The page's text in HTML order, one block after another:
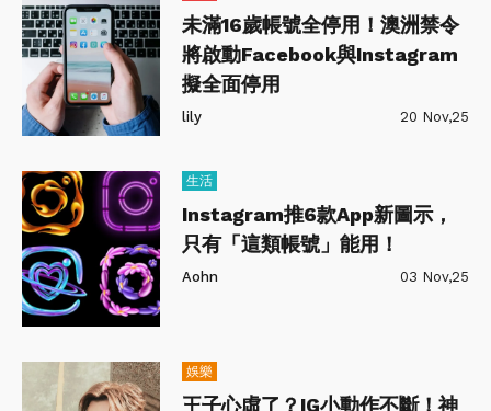
未滿16歲帳號全停用！澳洲禁令
將啟動Facebook與Instagram
擬全面停用
lily 20 Nov,25
生活
Instagram推6款App新圖示，
只有「這類帳號」能用！
Aohn 03 Nov,25
娛樂
王子心虛了？IG小動作不斷！神